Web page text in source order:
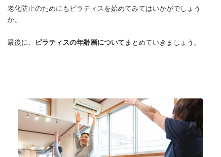
老化防止のためにもピラティスを始めてみてはいかがでしょう
か。
最後に、 ピラティスの年齢層について まとめていきましょう。